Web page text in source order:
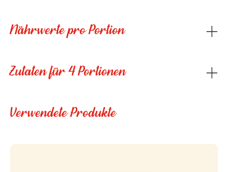
Nährwerte pro Portion
Zutaten für 4 Portionen
Verwendete Produkte